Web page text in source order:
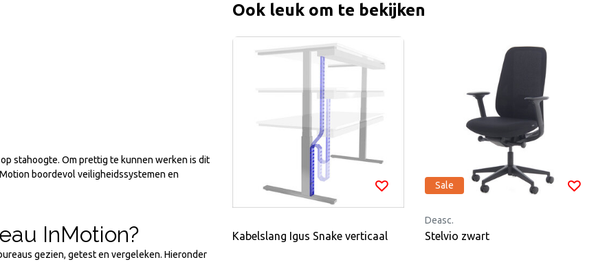
stahoogte. Om prettig te kunnen werken is dit
boordevol veiligheidssystemen en
InMotion?
gezien, getest en vergeleken. Hieronder
Ook leuk om te bekijken
Kabelslang Igus Snake verticaal
Sale
Deasc.
Stelvio zwart